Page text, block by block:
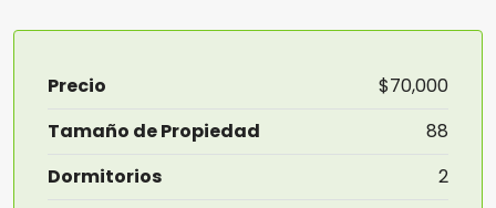
Precio
$70,000
Tamaño de Propiedad
88
Dormitorios
2